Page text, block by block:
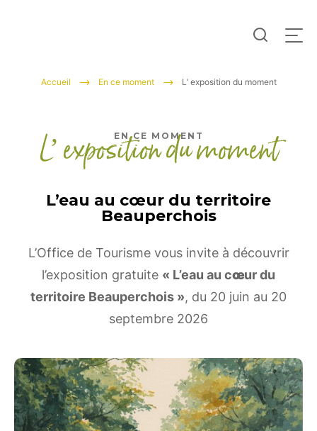
Tourisme
Beauce
Perche
Menu
Accueil En ce moment L’ exposition du moment
EN CE MOMENT
L’ exposition du moment
L’eau au cœur du territoire
Beauperchois
L’Office de Tourisme vous invite à découvrir
l’exposition gratuite « L’eau au cœur du
territoire Beauperchois », du 20 juin au 20
septembre 2026